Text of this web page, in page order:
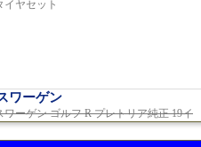
ダイナミックプラスパッ
イヤセット
ワーゲン
ワーゲン ゴルフ R プレトリア純正 19イ
ルご成約済